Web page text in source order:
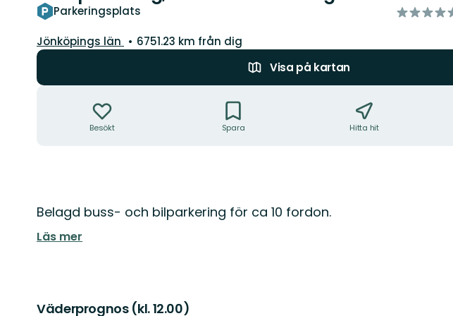
Parkeringsplats
av
Län:
Jönköpings län
6751.23 km från dig
Visa på kartan
Besökt Spara Hitta hit
Beskrivning
Belagd buss- och bilparkering för ca 10 fordon.
Läs mer
Väderprognos (kl. 12.00)